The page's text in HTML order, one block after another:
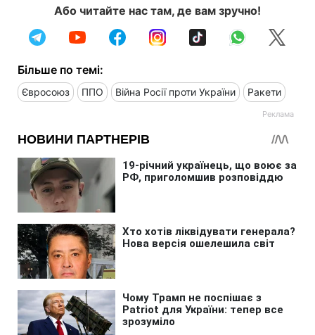
Або читайте нас там, де вам зручно!
Більше по темі:
Євросоюз ППО Війна Росії проти України Ракети